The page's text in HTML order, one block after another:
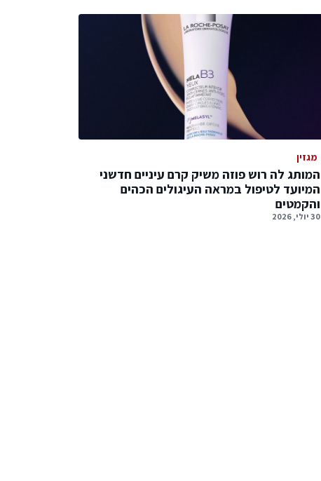
מגזין
המותג לה רוש פוזה משיק קרם עיניים חדשני
המיועד לטיפול במראה העיגולים הכהים
והקמטים
30 יולי, 2026